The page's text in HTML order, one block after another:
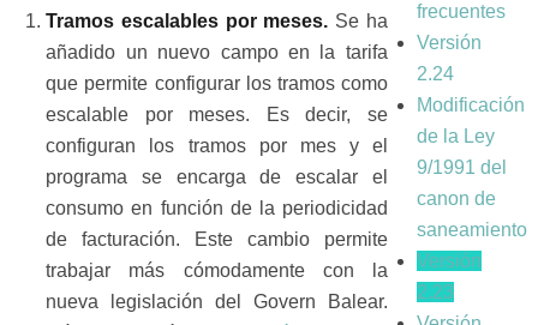
Tramos escalables por meses. Se ha
añadido un nuevo campo en la tarifa
que permite configurar los tramos como
escalable por meses. Es decir, se
configuran los tramos por mes y el
programa se encarga de escalar el
consumo en función de la periodicidad
de facturación. Este cambio permite
trabajar más cómodamente con la
nueva legislación del Govern Balear.
frecuentes
Versión
2.24
Modificación
de la Ley
9/1991 del
canon de
saneamiento
Versión
2.23